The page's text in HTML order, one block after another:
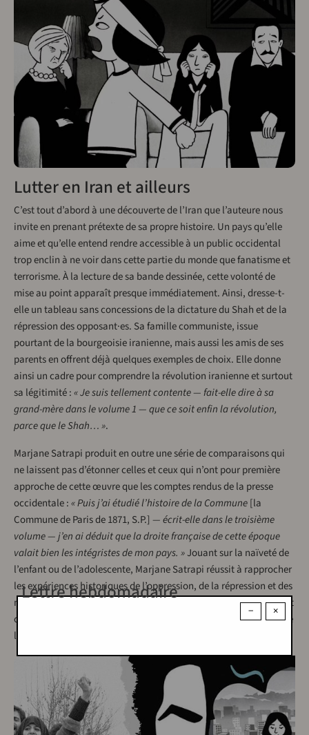
Lutter en Iran et ailleurs
C’est tout d’abord à une découverte de l’Iran que l’auteure nous
invite en prenant prétexte de sa propre histoire. Un pays qu’elle
aime et qu’elle entend rendre accessible à un public occidental
trop enclin à ne voir dans cette partie du monde que fanatisme et
terrorisme. À la lecture de sa bande dessinée, cette volonté de
mise au point apparaît presque immédiatement. Ainsi, dresse-t-
elle un tableau sans concessions de la dictature du Shah et de la
répression des opposant·es. Sa famille communiste, issue
pourtant de la bourgeoisie iranienne, mais aussi les amis de ses
parents en offrent déjà quelques exemples de choix. Elle donne
ainsi un cadre pour comprendre la révolution iranienne et surtout
sa légitimité :« Je suis tellement contente — fait-elle dire à sa
grand-mère dans le volume 1 — que ce soit enfin la révolution,
parce que le Shah… ».
Marjane Satrapi produit en outre une série de comparaisons qui
ne laissent pas d’étonner celles et ceux qui n’ont pour première
approche de cette œuvre que les comptes rendus de la presse
occidentale :« Puis j’ai étudié l’histoire de la Commune[la
Commune de Paris de 1871, S.P.] — écrit-elle dans le troisième
volume — j’en ai déduit que la droite française de cette époque
valait bien les intégristes de mon pays. »Jouant sur la naïveté de
l’enfant ou de l’adolescente, Marjane Satrapi réussit à rapprocher
les expériences historiques de l’oppression, de la répression et des
mouvements de lutte pour l’émancipation de plusieurs époques et
continents. Ne faisant pas de l’Iran un ailleurs, mais bien un ici de
la lutte.
×
−
Lettre hebdomadaire